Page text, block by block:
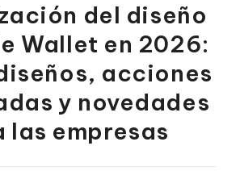
del diseño
Wallet en 2026:
acciones
y novedades
las empresas